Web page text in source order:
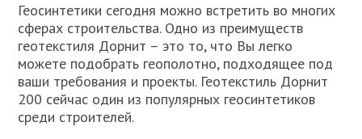
Геосинтетики сегодня можно встретить во многих
сферах строительства. Одно из преимуществ
геотекстиля Дорнит – это то, что Вы легко
можете подобрать геополотно, подходящее под
ваши требования и проекты. Геотекстиль Дорнит
200 сейчас один из популярных геосинтетиков
среди строителей.